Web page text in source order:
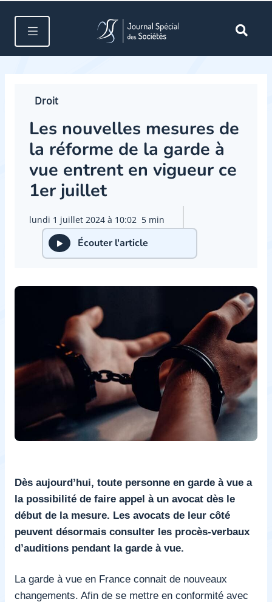
Droit
Les nouvelles mesures de
la réforme de la garde à
vue entrent en vigueur ce
1er juillet
lundi 1 juillet 2024 à 10:02 5 min
Écouter l'article
Dès aujourd’hui, toute personne en garde à vue a
la possibilité de faire appel à un avocat dès le
début de la mesure. Les avocats de leur côté
peuvent désormais consulter les procès-verbaux
d’auditions pendant la garde à vue.
La garde à vue en France connait de nouveaux
changements. Afin de se mettre en conformité avec